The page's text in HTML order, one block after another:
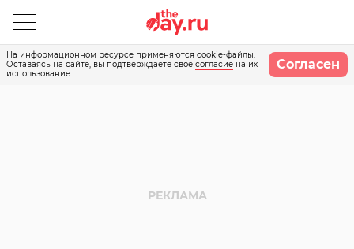
На информационном ресурсе применяются cookie-файлы.
Оставаясь на сайте, вы подтверждаете свое согласие на их
использование.
Согласен